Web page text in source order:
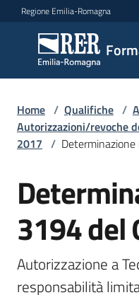
Vai al contenuto
Vai alla navigazione
Vai al footer
Regione Emilia-Romagna
e lavoro
Argomenti
Novità
Servizi
Home / Qualifiche /
Autorizzazioni/revoche
2017 /
3194
Autorizzazione a
responsabilità